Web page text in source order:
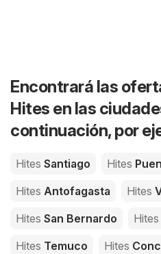
Encontrará las
Hites en las
continuación, por
Hites Santiago Hites
Hites Antofagasta Hites
Hites San Bernardo Hites
Hites Temuco Hites